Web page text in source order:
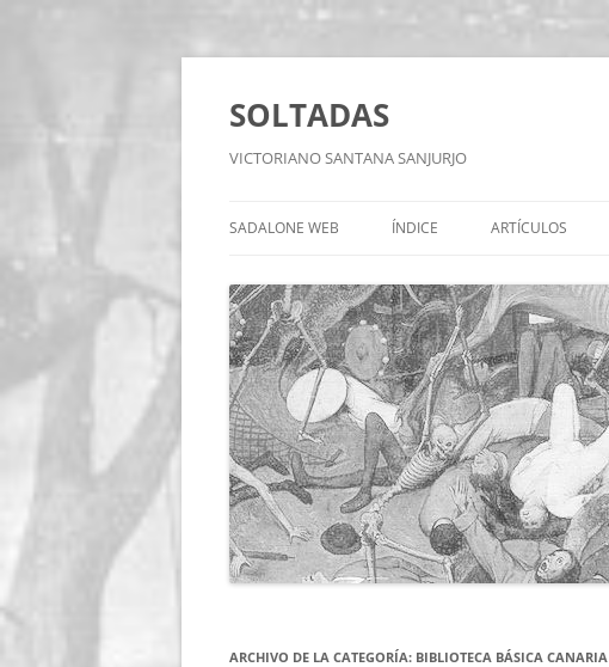
Saltar
SOLTADAS
VICTORIANO SANTANA SANJURJO
SADALONE WEB ÍNDICE ARTÍCULOS
ARCHIVO DE LA CATEGORÍA: BIBLIOTECA BÁSICA CANARIA